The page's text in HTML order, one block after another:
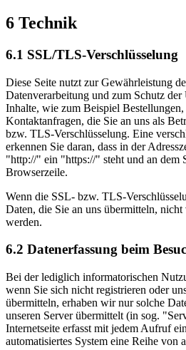
6 Technik
6.1 SSL/TLS-Verschlüsselung
Diese Seite nutzt zur Gewährleistung
Datenverarbeitung und zum Schutz
Inhalte, wie zum Beispiel
Kontaktanfragen, die Sie an uns als
bzw. TLS-Verschlüsselung. Eine
erkennen Sie daran, dass in der
"http://" ein "https://" steht und an dem
Browserzeile.
Wenn die SSL- bzw. TLS-
Daten, die Sie an uns übermitteln,
werden.
6.2 Datenerfassung beim
Bei der lediglich informatorischen
wenn Sie sich nicht registrieren oder
übermitteln, erhaben wir nur solche
unseren Server übermittelt (in sog.
Internetseite erfasst mit jedem Aufruf
automatisiertes System eine Reihe von